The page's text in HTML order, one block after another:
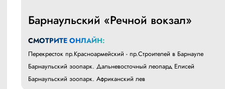
Барнаульский «Речной вокзал»
СМОТРИТЕ ОНЛАЙН:
Перекресток пр.Красноармейский - пр.Строителей в Барнауле
Барнаульский зоопарк. Дальневосточный леопард Елисей
Барнаульский зоопарк. Африканский лев